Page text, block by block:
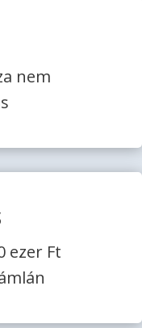
nem
ezer Ft